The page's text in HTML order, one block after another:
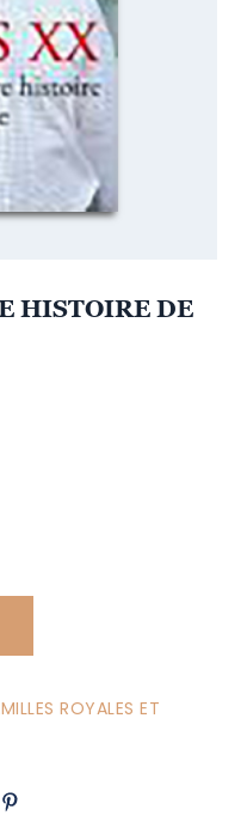
HISTOIRE DE
ROYALES ET